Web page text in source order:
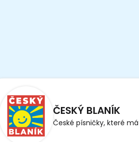
ČESKÝ BLANÍK
České písničky, které